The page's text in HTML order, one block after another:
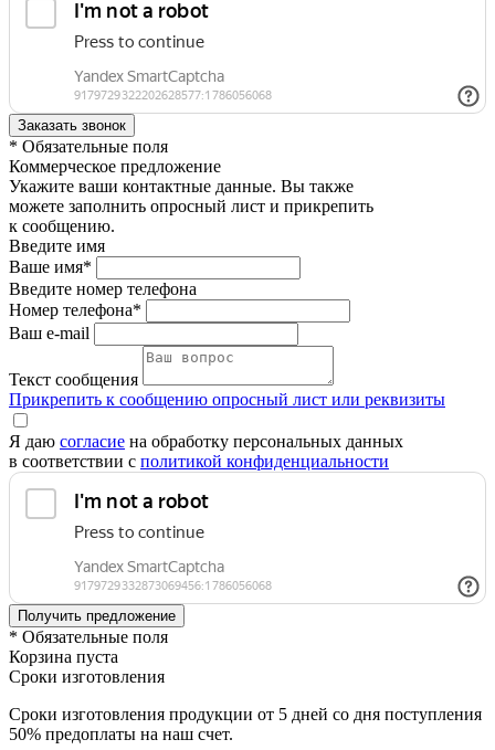
* Обязательные поля
Коммерческое предложение
Укажите ваши контактные данные. Вы также
можете заполнить опросный лист и прикрепить
к сообщению.
Введите имя
Ваше имя*
Введите номер телефона
Номер телефона*
Ваш e-mail
Текст сообщения
Прикрепить к сообщению опросный лист или реквизиты
Я даю согласие на обработку персональных данных
в соответствии с политикой конфиденциальности
* Обязательные поля
Корзина пуста
Сроки изготовления
Сроки изготовления продукции от 5 дней со дня поступления
50% предоплаты на наш счет.